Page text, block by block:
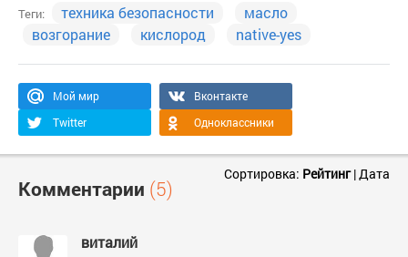
Теги: техника безопасности
масло
возгорание
кислород native-yes
Мой мир
Вконтакте
Twitter
Одноклассники
Комментарии (5)
Сортировка: Рейтинг|Дата
виталий